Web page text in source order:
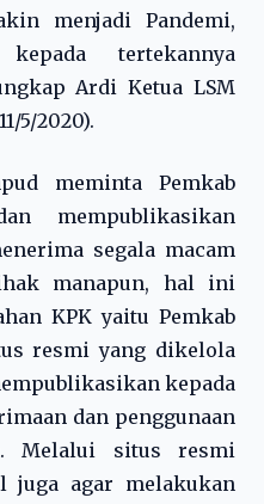
menjadi Pandemi,
tertekannya
Ardi Ketua LSM
5/2020).
meminta Pemkab
mempublikasikan
segala macam
manapun, hal ini
KPK yaitu Pemkab
resmi yang dikelola
kepada
dan penggunaan
Melalui situs resmi
juga agar melakukan